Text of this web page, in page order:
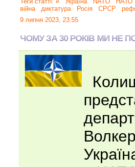
війна
диктатура Росія СРСР
9 липня 2023, 23:55
ЧОМУ ЗА 30 РОКІВ МИ НЕ